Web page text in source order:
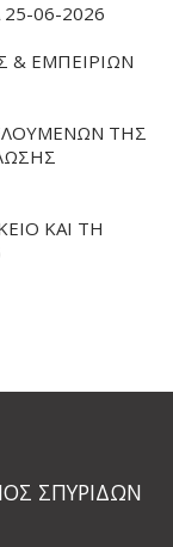
06-2026
& ΕΜΠΕΙΡΙΩΝ
ΤΗΣ
ΚΑΙ ΤΗ
ΣΠΥΡΙΔΩΝ